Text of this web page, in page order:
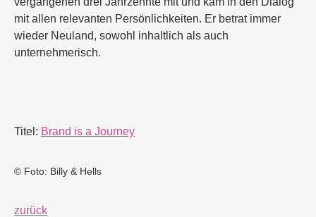
mit allen relevanten Persönlichkeiten. Er betrat immer
wieder Neuland, sowohl inhaltlich als auch
unternehmerisch.
Titel: Brand is a Journey
© Foto: Billy & Hells
zurück